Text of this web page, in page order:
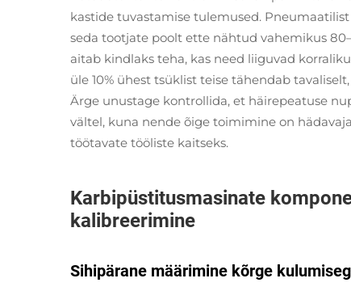
kastide tuvastamise tulemused.
seda tootjate poolt ette nähtud vahemikus
aitab kindlaks teha, kas need liiguvad
üle 10% ühest tsüklist teise tähendab
Ärge unustage kontrollida, et häirepeatuse
vältel, kuna nende õige toimimine on
töötavate tööliste kaitseks.
Karbipüstitusmasinate
kalibreerimine
Sihipärane määrimine kõrge